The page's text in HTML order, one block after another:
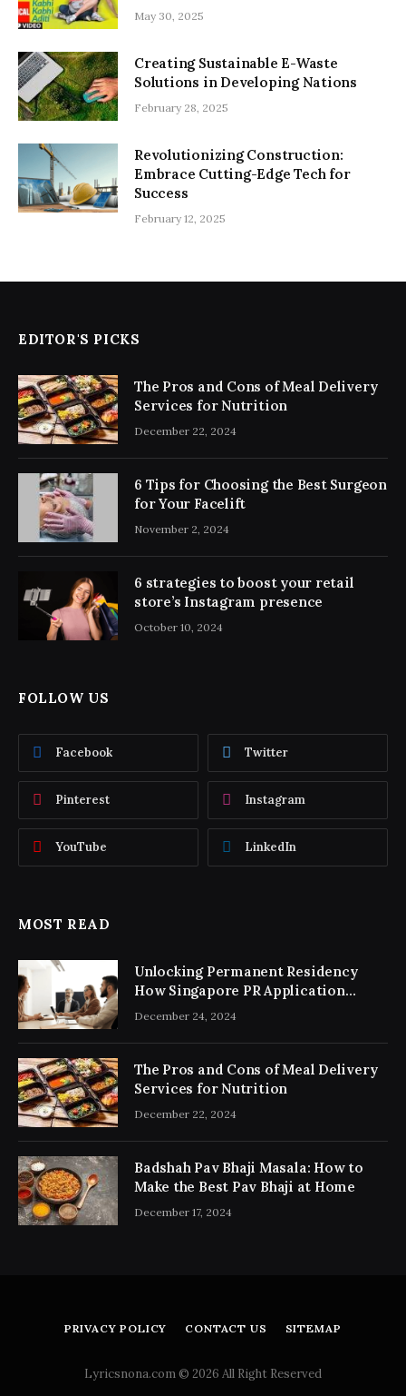
May 30, 2025
Creating Sustainable E-Waste
Solutions in Developing Nations
February 28, 2025
Revolutionizing Construction:
Embrace Cutting-Edge Tech for
Success
February 12, 2025
EDITOR'S PICKS
The Pros and Cons of Meal Delivery
Services for Nutrition
December 22, 2024
6 Tips for Choosing the Best Surgeon
for Your Facelift
November 2, 2024
6 strategies to boost your retail
store’s Instagram presence
October 10, 2024
FOLLOW US
Facebook Twitter
Pinterest Instagram
YouTube LinkedIn
MOST READ
Unlocking Permanent Residency
How Singapore PR Application
Consultancy Simplifies the Process
December 24, 2024
The Pros and Cons of Meal Delivery
Services for Nutrition
December 22, 2024
Badshah Pav Bhaji Masala: How to
Make the Best Pav Bhaji at Home
December 17, 2024
PRIVACY POLICY CONTACT US SITEMAP
Lyricsnona.com © 2026 All Right Reserved